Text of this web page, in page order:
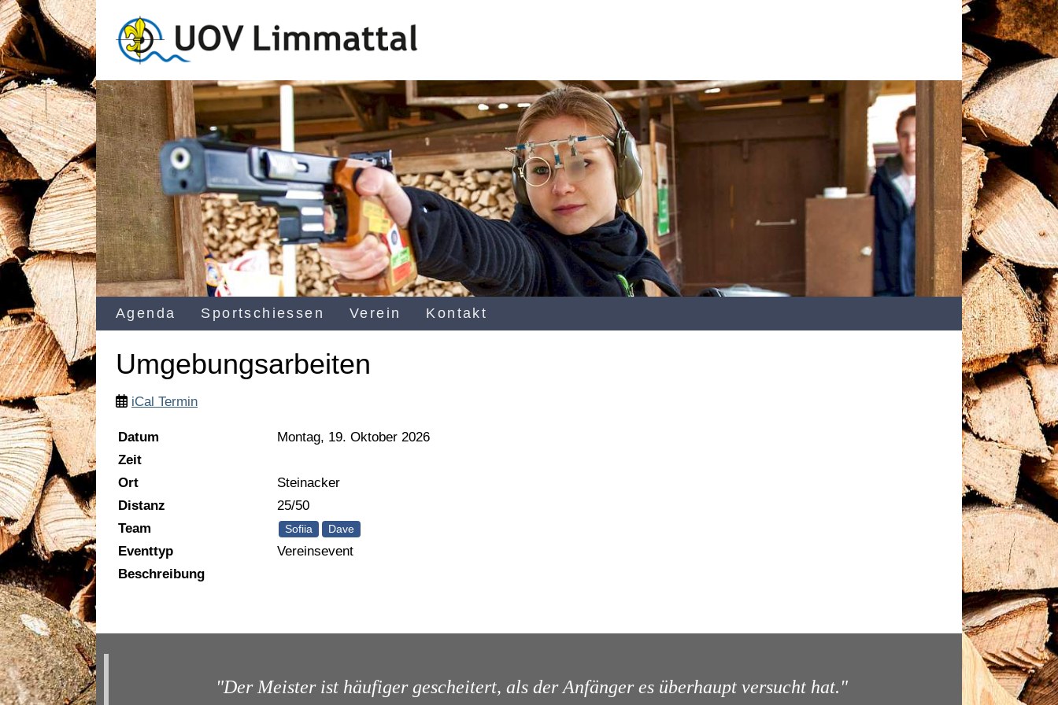
Agenda Sportschiessen Verein Kontakt
Umgebungsarbeiten
iCal Termin
Datum
Montag, 19. Oktober 2026
Zeit
Ort
Steinacker
Distanz
25/50
Team
Sofiia Dave
Eventtyp
Vereinsevent
Beschreibung
"Der Meister ist häufiger gescheitert, als der Anfänger es überhaupt versucht hat."